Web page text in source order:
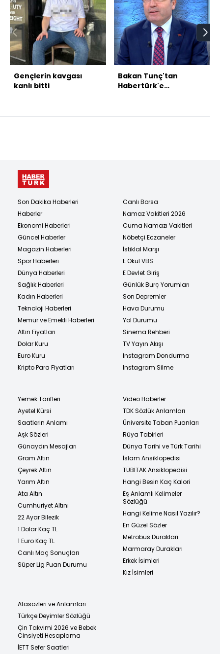
Gençlerin kavgası
kanlı bitti
Bakan Tunç'tan
Habertürk'e
Son Dakika Haberleri
Haberler
Ekonomi Haberleri
Güncel Haberler
Magazin Haberleri
Spor Haberleri
Dünya Haberleri
Sağlık Haberleri
Kadın Haberleri
Teknoloji Haberleri
Memur ve Emekli Haberleri
Altın Fiyatları
Dolar Kuru
Euro Kuru
Kripto Para Fiyatları
Canlı Borsa
Namaz Vakitleri 2026
Cuma Namazı Vakitleri
Nöbetçi Eczaneler
İstiklal Marşı
E Okul VBS
E Devlet Giriş
Günlük Burç Yorumları
Son Depremler
Hava Durumu
Yol Durumu
Sinema Rehberi
TV Yayın Akışı
Instagram Dondurma
Instagram Silme
Yemek Tarifleri
Ayetel Kürsi
Saatlerin Anlamı
Aşk Sözleri
Günaydın Mesajları
Gram Altın
Çeyrek Altın
Yarım Altın
Ata Altın
Cumhuriyet Altını
22 Ayar Bilezik
1 Dolar Kaç TL
1 Euro Kaç TL
Canlı Maç Sonuçları
Süper Lig Puan Durumu
Video Haberler
TDK Sözlük Anlamları
Üniversite Taban Puanları
Rüya Tabirleri
Dünya Tarihi ve Türk Tarihi
İslam Ansiklopedisi
TÜBİTAK Ansiklopedisi
Hangi Besin Kaç Kalori
Eş Anlamlı Kelimeler
Sözlüğü
Hangi Kelime Nasıl Yazılır?
En Güzel Sözler
Metrobüs Durakları
Marmaray Durakları
Erkek İsimleri
Kız İsimleri
Atasözleri ve Anlamları
Türkçe Deyimler Sözlüğü
Çin Takvimi 2026 ve Bebek
Cinsiyeti Hesaplama
İETT Sefer Saatleri